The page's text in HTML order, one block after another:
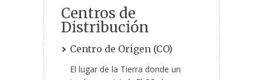
Centros de
Distribución
Centro de Origen (CO)
El lugar de la Tierra donde un